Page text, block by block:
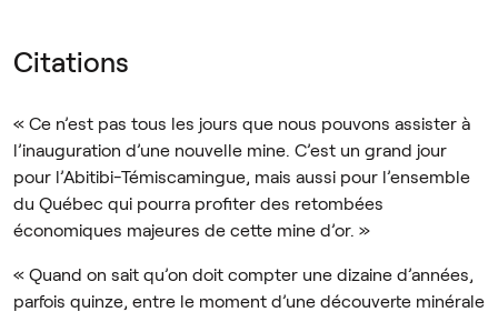
Citations
« Ce n’est pas tous les jours que nous pouvons assister à
l’inauguration d’une nouvelle mine. C’est un grand jour
pour l’Abitibi-Témiscamingue, mais aussi pour l’ensemble
du Québec qui pourra profiter des retombées
économiques majeures de cette mine d’or. »
« Quand on sait qu’on doit compter une dizaine d’années,
parfois quinze, entre le moment d’une découverte minérale